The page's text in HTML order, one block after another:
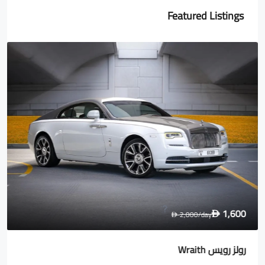
Featured Listings
D 1,600
D2,000/day
رولز رويس Wraith